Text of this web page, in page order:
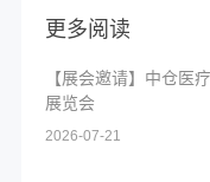
更多阅读
【展会邀请】中仓医
展览会
2026-07-21